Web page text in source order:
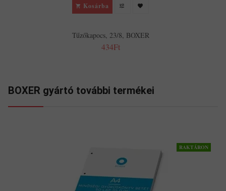
Kosárba
Tűzőkapocs, 23/8, BOXER
434Ft
BOXER gyártó további termékei
RAKTÁRON